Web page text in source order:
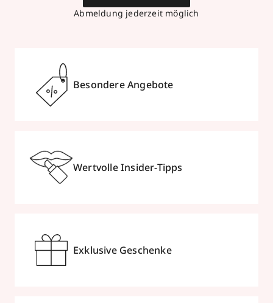
Abmeldung jederzeit möglich
Besondere Angebote
Wertvolle Insider-Tipps
Exklusive Geschenke